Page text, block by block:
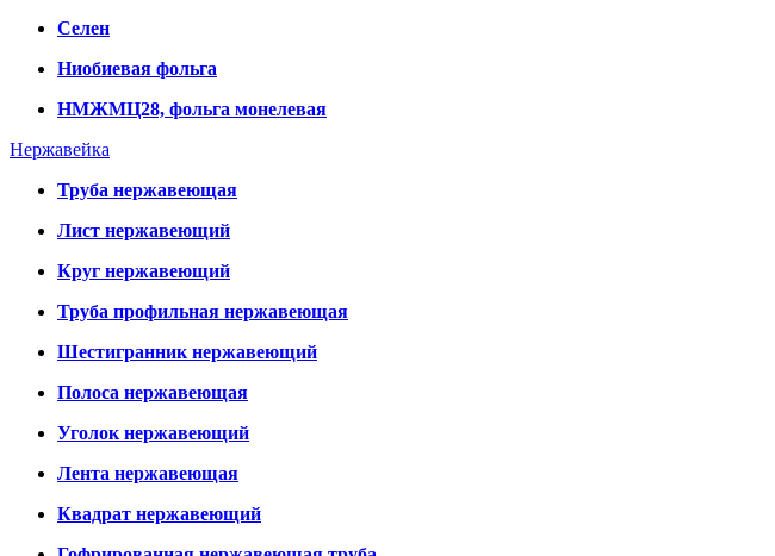
Селен
Ниобиевая фольга
НМЖМЦ28, фольга монелевая
Нержавейка
Труба нержавеющая
Лист нержавеющий
Круг нержавеющий
Труба профильная нержавеющая
Шестигранник нержавеющий
Полоса нержавеющая
Уголок нержавеющий
Лента нержавеющая
Квадрат нержавеющий